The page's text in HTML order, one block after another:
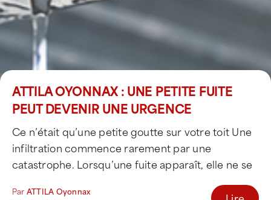
ATTILA OYONNAX : UNE PETITE FUITE
PEUT DEVENIR UNE URGENCE
Ce n’était qu’une petite goutte sur votre toit Une
infiltration commence rarement par une
catastrophe. Lorsqu’une fuite apparaît, elle ne se
Par ATTILA Oyonnax